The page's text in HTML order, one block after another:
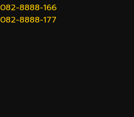
082-8888-166
082-8888-177